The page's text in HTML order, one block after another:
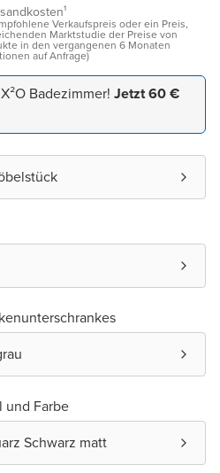
Verkaufspreis oder ein Preis,
Marktstudie der Preise von
in den vergangenen 6 Monaten
auf Anfrage)
Badezimmer! Jetzt 60 €
und Farbe
Schwarz matt